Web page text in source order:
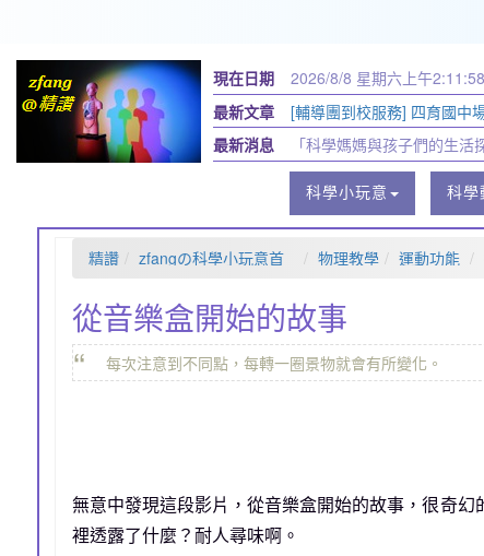
現在日期 2026/8/8 星期六 上午2:11:58
最新文章
[輔導團到校服務] 四育國中
最新消息
「科學媽媽與孩子們的生活
科學小玩意 科學
精讚
zfangの科學小玩意首
物理教學 運動功能
從音樂盒開始的故事
“ 每次注意到不同點，每轉一圈景物就會有所變化。
無意中發現這段影片，從音樂盒開始的故事，很奇
裡透露了什麼？耐人尋味啊。